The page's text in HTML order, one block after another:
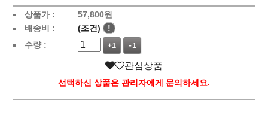
상품가 : 57,800원
배송비 :
(조건)
!
수량 :
+1 -1
관심상품
선택하신 상품은 관리자에게 문의하세요.